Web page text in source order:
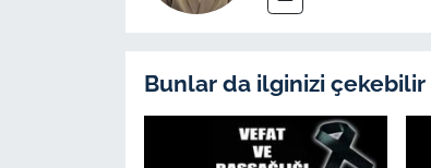
Bunlar da ilginizi çekebilir